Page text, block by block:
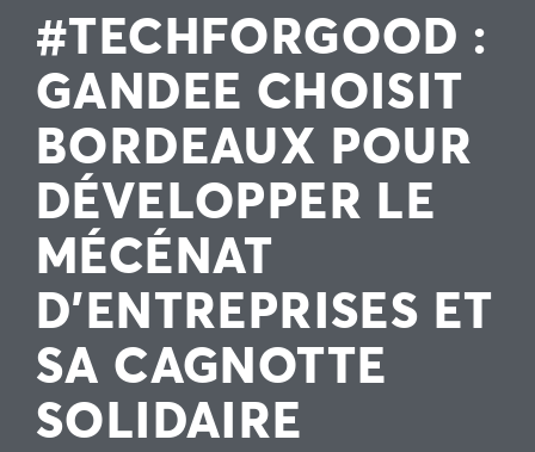
#TECHFORGOOD :
GANDEE CHOISIT
BORDEAUX POUR
DÉVELOPPER LE
MÉCÉNAT
D’ENTREPRISES ET
SA CAGNOTTE
SOLIDAIRE